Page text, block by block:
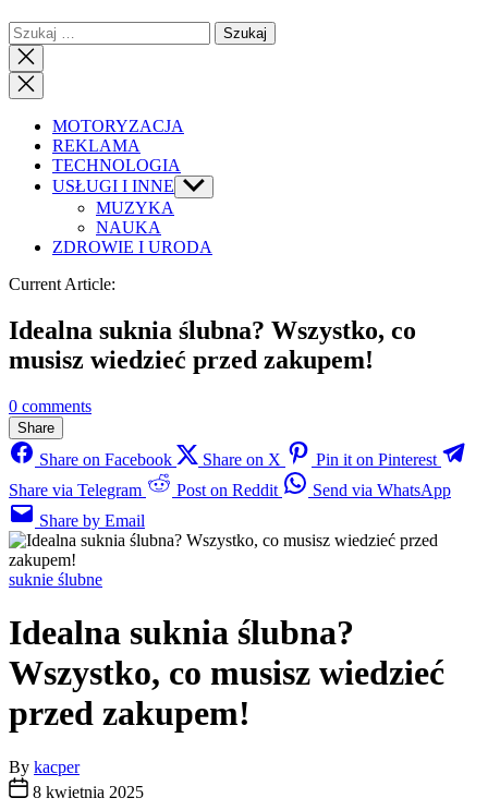
Szukaj:
Close
search
Close
Menu
MOTORYZACJA
REKLAMA
TECHNOLOGIA
USŁUGI I INNE Show
sub
MUZYKA
NAUKA
ZDROWIE I URODA
Current Article:
Idealna suknia ślubna? Wszystko, co
musisz wiedzieć przed zakupem!
0 comments
Share
Share on Facebook Share on X
Pin it on Pinterest
Share via Telegram
Post on Reddit
Send via WhatsApp
Share by Email
Categories
suknie ślubne
Idealna suknia ślubna?
Wszystko, co musisz wiedzieć
przed zakupem!
By kacper
8 kwietnia 2025